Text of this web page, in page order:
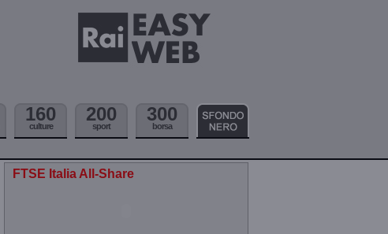
160
culture
200
sport
300
borsa
FTSE Italia All-Share